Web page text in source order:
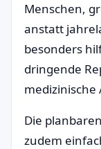
Menschen,
anstatt
besonders
dringende
medizinische
Die
zudem